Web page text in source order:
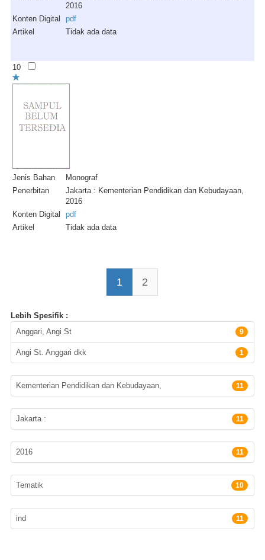
2016
Konten Digital
pdf
Artikel
Tidak ada data
10
Jenis Bahan
Monograf
Penerbitan
Jakarta : Kementerian Pendidikan dan Kebudayaan,
2016
Konten Digital
pdf
Artikel
Tidak ada data
1 2
Lebih Spesifik :
Pengarang
Anggari, Angi St 9
Angi St. Anggari dkk 1
Penerbit
Kementerian Pendidikan dan Kebudayaan, 11
Lokasi Terbitan
Jakarta : 11
Tahun Terbit
2016 11
Subyek
Tematik 10
Bahasa
ind 11